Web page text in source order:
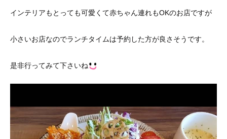
インテリアもとっても可愛くて赤ちゃん連れもOKのお店ですが
小さいお店なのでランチタイムは予約した方が良さそうです。
是非行ってみて下さいね